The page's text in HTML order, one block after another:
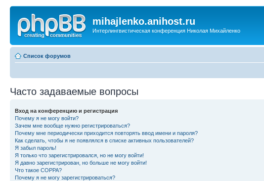
mihajlenko.anihost.ru
Интерлингвистическая конференция Николая Михайленко
Список форумов
Часто задаваемые вопросы
Вход на конференцию и регистрация
Почему я не могу войти?
Зачем мне вообще нужно регистрироваться?
Почему мне периодически приходится повторять ввод имени и пароля?
Как сделать, чтобы я не появлялся в списке активных пользователей?
Я забыл пароль!
Я только что зарегистрировался, но не могу войти!
Я давно зарегистрирован, но больше не могу войти!
Что такое COPPA?
Почему я не могу зарегистрироваться?